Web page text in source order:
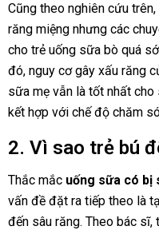
Cũng theo nghiên cứu
răng miệng nhưng các
cho trẻ uống sữa bò quá
đó, nguy cơ gây xấu răng
sữa mẹ vẫn là tốt nhất
kết hợp với chế độ chăm
2. Vì sao trẻ bú
Thắc mắc uống sữa có bị
vấn đề đặt ra tiếp theo là
đến sâu răng. Theo bác